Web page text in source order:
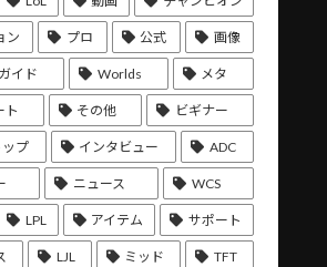
ン プロ 公式 画像
ガイド Worlds メタ
ト その他 ビギナー
ップ インタビュー ADC
ニュース WCS
LPL アイテム サポート
LJL ミッド TFT